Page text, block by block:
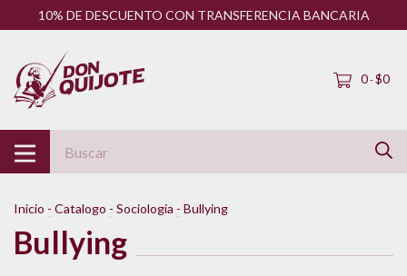
10% DE DESCUENTO CON TRANSFERENCIA BANCARIA
0-$0
Inicio - Catalogo - Sociologia - Bullying
Bullying